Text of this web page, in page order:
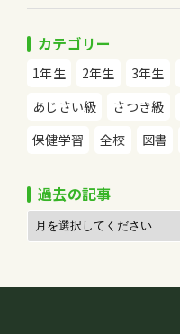
カテゴリー
1年生 2年生 3年生
あじさい級
さつき級
保健学習
全校 図書
過去の記事